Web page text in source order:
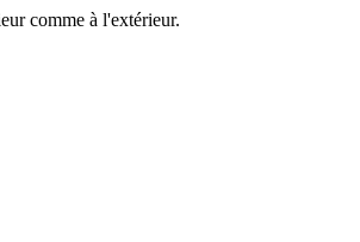
comme à l'extérieur.